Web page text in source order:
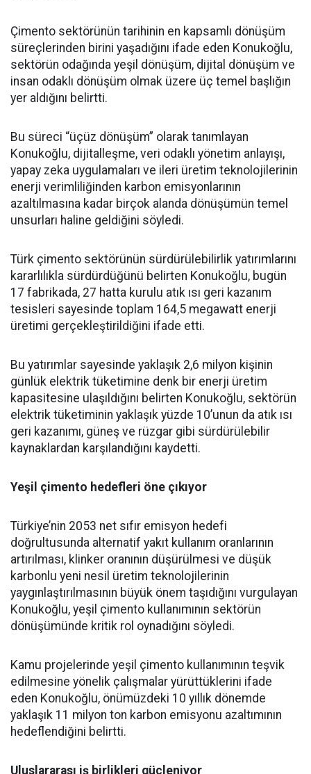
Çimento sektörünün tarihinin en kapsamlı dönüşüm
süreçlerinden birini yaşadığını ifade eden Konukoğlu,
sektörün odağında yeşil dönüşüm, dijital dönüşüm ve
insan odaklı dönüşüm olmak üzere üç temel başlığın
yer aldığını belirtti.
Bu süreci “üçüz dönüşüm” olarak tanımlayan
Konukoğlu, dijitalleşme, veri odaklı yönetim anlayışı,
yapay zeka uygulamaları ve ileri üretim teknolojilerinin
enerji verimliliğinden karbon emisyonlarının
azaltılmasına kadar birçok alanda dönüşümün temel
unsurları haline geldiğini söyledi.
Türk çimento sektörünün sürdürülebilirlik yatırımlarını
kararlılıkla sürdürdüğünü belirten Konukoğlu, bugün
17 fabrikada, 27 hatta kurulu atık ısı geri kazanım
tesisleri sayesinde toplam 164,5 megawatt enerji
üretimi gerçekleştirildiğini ifade etti.
Bu yatırımlar sayesinde yaklaşık 2,6 milyon kişinin
günlük elektrik tüketimine denk bir enerji üretim
kapasitesine ulaşıldığını belirten Konukoğlu, sektörün
elektrik tüketiminin yaklaşık yüzde 10’unun da atık ısı
geri kazanımı, güneş ve rüzgar gibi sürdürülebilir
kaynaklardan karşılandığını kaydetti.
Yeşil çimento hedefleri öne çıkıyor
Türkiye’nin 2053 net sıfır emisyon hedefi
doğrultusunda alternatif yakıt kullanım oranlarının
artırılması, klinker oranının düşürülmesi ve düşük
karbonlu yeni nesil üretim teknolojilerinin
yaygınlaştırılmasının büyük önem taşıdığını vurgulayan
Konukoğlu, yeşil çimento kullanımının sektörün
dönüşümünde kritik rol oynadığını söyledi.
Kamu projelerinde yeşil çimento kullanımının teşvik
edilmesine yönelik çalışmalar yürüttüklerini ifade
eden Konukoğlu, önümüzdeki 10 yıllık dönemde
yaklaşık 11 milyon ton karbon emisyonu azaltımının
hedeflendiğini belirtti.
Uluslararası iş birlikleri güçleniyor